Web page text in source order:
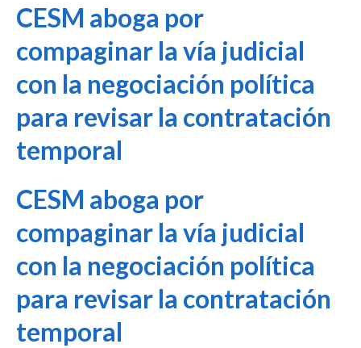
CESM aboga por
compaginar la vía judicial
con la negociación política
para revisar la contratación
temporal
CESM aboga por
compaginar la vía judicial
con la negociación política
para revisar la contratación
temporal